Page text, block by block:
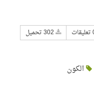
الكون